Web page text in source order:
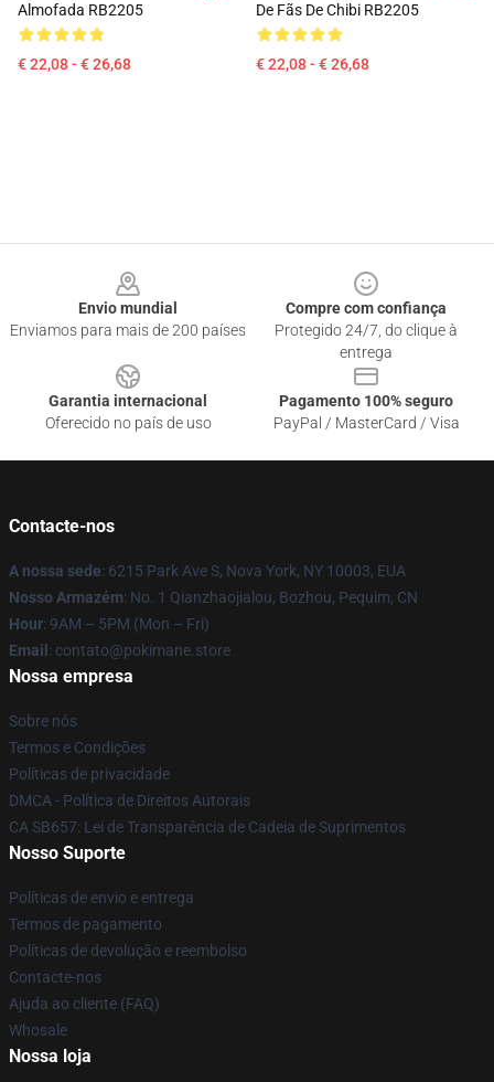
Almofada RB2205
€ 22,08 - € 26,68
De Fãs De Chibi RB2205
€ 22,08 - € 26,68
Envio mundial
Enviamos para mais de 200 países
Compre com confiança
Protegido 24/7, do clique à
entrega
Garantia internacional
Oferecido no país de uso
Pagamento 100% seguro
PayPal / MasterCard / Visa
Contacte-nos
A nossa sede: 6215 Park Ave S, Nova York, NY 10003, EUA
Nosso Armazém: No. 1 Qianzhaojialou, Bozhou, Pequim, CN
Hour: 9AM – 5PM (Mon – Fri)
Email : contato@pokimane.store
Nossa empresa
Sobre nós
Termos e Condições
Políticas de privacidade
DMCA - Política de Direitos Autorais
CA SB657: Lei de Transparência de Cadeia de Suprimentos
Nosso Suporte
Políticas de envio e entrega
Termos de pagamento
Políticas de devolução e reembolso
Contacte-nos
Ajuda ao cliente (FAQ)
Whosale
Nossa loja